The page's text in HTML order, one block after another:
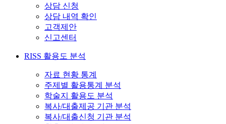
상담 신청
상담 내역 확인
고객제안
신고센터
RISS 활용도 분석
자료 현황 통계
주제별 활용통계 분석
학술지 활용도 분석
복사/대출제공 기관 분석
복사/대출신청 기관 분석